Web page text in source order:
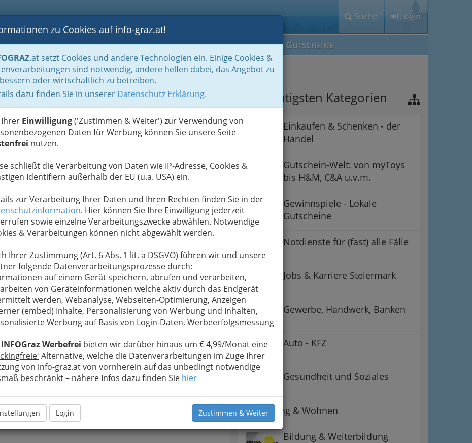
Suche Login
BLOGS FOTOS GASTRONOMIE BRANCHEN MEIN IG GUTSCHEINE
zu Cookies auf info-graz.at!
.at setzt Cookies und andere Technologien ein. Einige Cookies &
sind notwendig, andere helfen dabei, das Angebot zu
oder wirtschaftlich zu betreiben.
dazu finden Sie in unserer Datenschutz Erklärung.
Einwilligung('Zustimmen & Weiter') zur Verwendung von
Daten für Werbung können Sie unsere Seite
nutzen.
schließt die Verarbeitung von Daten wie IP-Adresse, Cookies &
Identifiern außerhalb der EU (u.a. USA) ein.
zur Verarbeitung Ihrer Daten und Ihren Rechten finden Sie in der
. Hier können Sie Ihre Einwilligung jederzeit
sowie einzelne Verarbeitungszwecke abwählen. Notwendige
& Verarbeitungen können nicht abgewählt werden.
Ihrer Zustimmung (Art. 6 Abs. 1 lit. a DSGVO) führen wir und unsere
folgende Datenverarbeitungsprozesse durch:
auf einem Gerät speichern, abrufen und verarbeiten,
von Geräteinformationen welche aktiv durch das Endgerät
werden, Webanalyse, Webseiten-Optimierung, Anzeigen
(embed) Inhalte, Personalisierung von Werbung und Inhalten,
Werbung auf Basis von Login-Daten, Werbeerfolgsmessung
INFOGraz Werbefrei bieten wir darüber hinaus um € 4,99/Monat eine
Alternative, welche die Datenverarbeitungen im Zuge Ihrer
von info-graz.at von vornherein auf das unbedingt notwendige
beschränkt – nähere Infos dazu finden Sie hier
Login Zustimmen & Weiter
Navigation
Nach Oben
Die wichtigsten Kategorien
Einkaufen & Schenken - der
Handel
Gutschein-Welt: von myToys
bis H&M, C&A u.v.m.
Gewinnspiele - Lokale
Gutscheine
Notdienste für (fast) alle Fälle
Jobs & Karriere Steiermark
Gewerbe, Handwerk, Banken
Auto - KFZ
Gesundheit und Soziales
Betreuung & Wohnen
Bildung & Weiterbildung